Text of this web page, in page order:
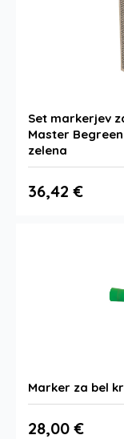
Set markerjev
Master
zelena
36,42 €
Marker za bel
28,00 €